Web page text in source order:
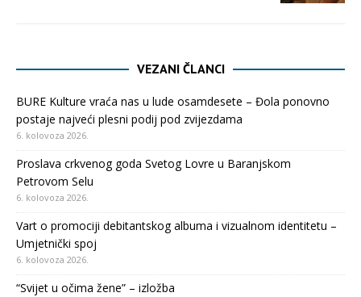
VEZANI ČLANCI
BURE Kulture vraća nas u lude osamdesete – Đola ponovno
postaje najveći plesni podij pod zvijezdama
6. kolovoza 2026.
Proslava crkvenog goda Svetog Lovre u Baranjskom
Petrovom Selu
6. kolovoza 2026.
Vart o promociji debitantskog albuma i vizualnom identitetu –
Umjetnički spoj
6. kolovoza 2026.
“Svijet u očima žene” – izložba